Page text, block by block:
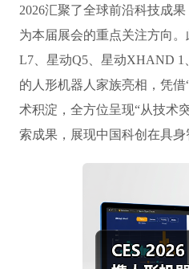
2026汇聚了全球前沿科技成
为本届展会的重点关注方向
L7、星动Q5、星动XHAND
的人形机器人家族亮相，凭
术积淀，全方位呈现“从技术
索成果，展现中国科创在具身